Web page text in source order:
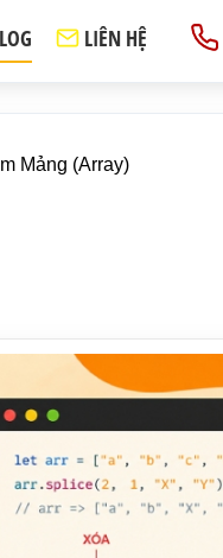
LIÊN HỆ
Mảng (Array)